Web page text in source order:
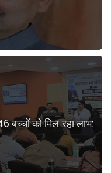
को मिल रहा लाभ: